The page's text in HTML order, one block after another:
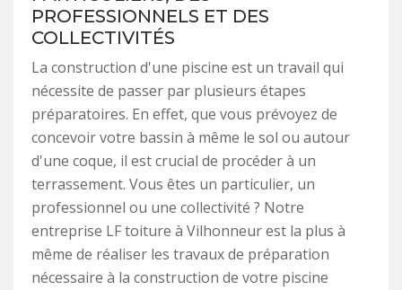
PROFESSIONNELS ET DES
COLLECTIVITÉS
La construction d'une piscine est un travail qui
nécessite de passer par plusieurs étapes
préparatoires. En effet, que vous prévoyez de
concevoir votre bassin à même le sol ou autour
d'une coque, il est crucial de procéder à un
terrassement. Vous êtes un particulier, un
professionnel ou une collectivité ? Notre
entreprise LF toiture à Vilhonneur est la plus à
même de réaliser les travaux de préparation
nécessaire à la construction de votre piscine